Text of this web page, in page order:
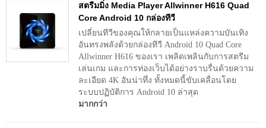
สตรีมมิ่ง Media Player Allwinner H616 Quad
Core Android 10 กล่องทีวี
เปลี่ยนทีวีของคุณให้กลายเป็นแหล่งความบันเทิง
อันทรงพลังด้วยกล่องทีวี Android 10 Quad Core
Allwinner H616 ของเรา เพลิดเพลินกับการสตรีม
เล่นเกม และการท่องเว็บได้อย่างราบรื่นด้วยความ
ละเอียด 4K อันน่าทึ่ง ทั้งหมดนี้ขับเคลื่อนโดย
ระบบปฏิบัติการ Android 10 ล่าสุด
มากกว่า